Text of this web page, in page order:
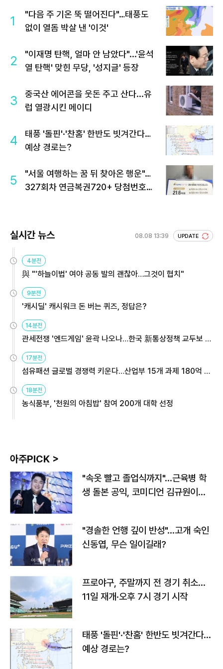
1
"다음 주 기온 뚝 떨어진다"…태풍도
없이 열돔 박살 낸 '이것'
2
"이재명 탄핵, 얼마 안 남았다"...'윤석
열 탄핵' 맞힌 무당, '성지글' 등장
3
중국산 에어콘을 웃돈 주고 산다...유
럽 열광시킨 메이디
4
태풍 '돌핀'·'찬홈' 한반도 빗겨간다…
예상 경로는?
5
"서울 여행하는 꿈 뒤 찾아온 행운"…
327회차 연금복권720+ 당첨번호조
실시간 뉴스 08.08 13:39 UPDATE
4분전
與 "'하늘이법' 여야 공동 발의 괜찮아…그것이 협치"
9분전
'캐시딜' 캐시워크 돈 버는 퀴즈, 정답은?
14분전
관세전쟁 '엔드게임' 윤곽 나오나…한국 新통상정책 교두보 활
용해야
17분전
섬유패션 글로벌 경쟁력 키운다…산업부 15개 과제 180억 지
원
18분전
농식품부, '천원의 아침밥' 참여 200개 대학 선정
아주PICK >
"속옷 빨고 졸업식까지"…근육병 학
생 돌본 공익, 코미디언 김규원이었
"경솔한 언행 깊이 반성"…고개 숙인
신동엽, 무슨 일이길래?
프로야구, 주말까지 전 경기 취소…
11일 재개·오후 7시 경기 시작
태풍 '돌핀'·'찬홈' 한반도 빗겨간다…
예상 경로는?